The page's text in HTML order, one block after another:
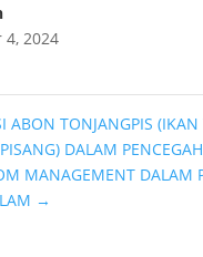
4, 2024
ABON TONJANGPIS
DALAM
MANAGEMENT DALAM
→